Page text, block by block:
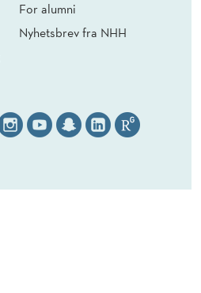
For alumni
Nyhetsbrev fra NHH